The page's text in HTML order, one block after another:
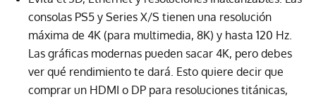
consolas PS5 y Series X/S tienen una resolución
máxima de 4K (para multimedia, 8K) y hasta 120 Hz.
Las gráficas modernas pueden sacar 4K, pero debes
ver qué rendimiento te dará. Esto quiere decir que
comprar un HDMI o DP para resoluciones titánicas,